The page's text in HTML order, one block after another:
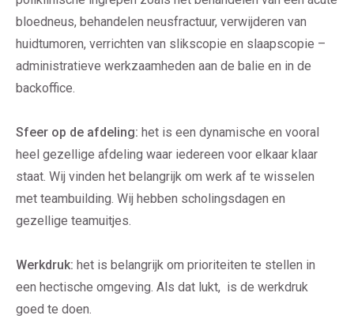
bloedneus, behandelen neusfractuur, verwijderen van
huidtumoren, verrichten van slikscopie en slaapscopie –
administratieve werkzaamheden aan de balie en in de
backoffice.
Sfeer op de afdeling: het is een dynamische en vooral
heel gezellige afdeling waar iedereen voor elkaar klaar
staat. Wij vinden het belangrijk om werk af te wisselen
met teambuilding. Wij hebben scholingsdagen en
gezellige teamuitjes.
Werkdruk: het is belangrijk om prioriteiten te stellen in
een hectische omgeving. Als dat lukt, is de werkdruk
goed te doen.